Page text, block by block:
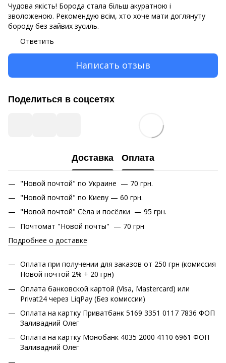
Чудова якість! Борода стала більш акуратною і
зволоженою. Рекомендую всім, хто хоче мати доглянуту
бороду без зайвих зусиль.
Ответить
Написать отзыв
Поделиться в соцсетях
Доставка Оплата
"Новой почтой" по Украине — 70 грн.
"Новой почтой" по Киеву — 60 грн.
"Новой почтой" Сёла и посёлки — 95 грн.
Почтомат "Новой почты" — 70 грн
Подробнее о доставке
Оплата при получении для заказов от 250 грн (комиссия
Новой почтой 2% + 20 грн)
Оплата банковской картой (Visa, Mastercard) или
Privat24 через LiqPay (Без комиссии)
Оплата на картку Приватбанк 5169 3351 0117 7836 ФОП
Заливадний Олег
Оплата на картку Монобанк 4035 2000 4110 6961 ФОП
Заливадний Олег